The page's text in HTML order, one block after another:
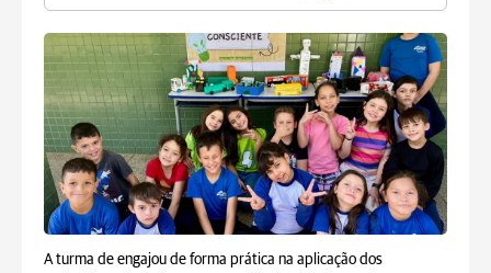
A turma de engajou de forma prática na aplicação dos